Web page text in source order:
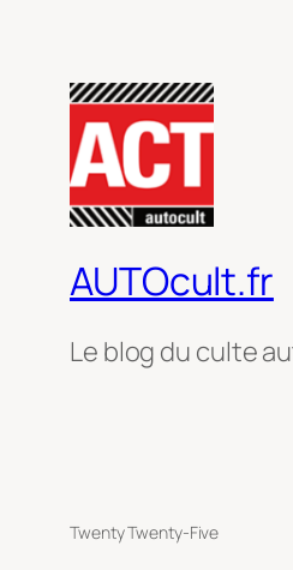
AUTOcult.fr
Le blog du culte
Twenty Twenty-Five